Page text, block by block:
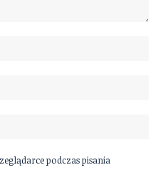
podczas pisania